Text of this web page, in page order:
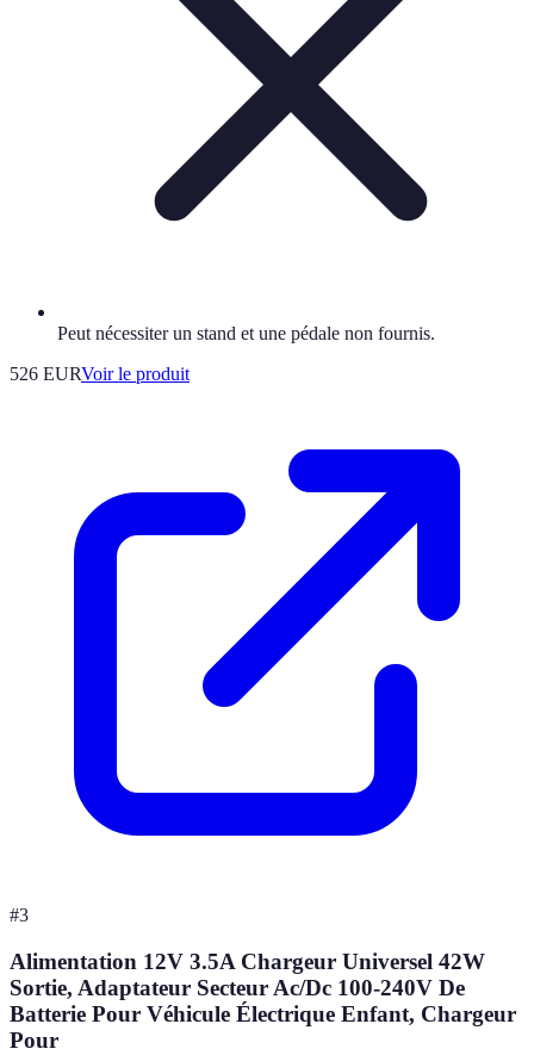
Peut nécessiter un stand et une pédale non fournis.
526 EURVoir le produit
#3
Alimentation 12V 3.5A Chargeur Universel 42W
Sortie, Adaptateur Secteur Ac/Dc 100-240V De
Batterie Pour Véhicule Électrique Enfant, Chargeur
Pour